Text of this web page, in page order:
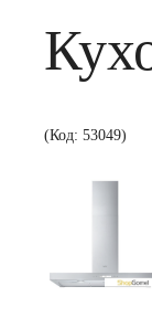
(Код: 53049)